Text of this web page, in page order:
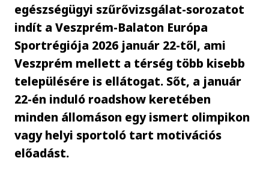
egészségügyi szűrővizsgálat-sorozatot
indít a Veszprém-Balaton Európa
Sportrégiója 2026 január 22-től, ami
Veszprém mellett a térség több kisebb
településére is ellátogat. Sőt, a január
22-én induló roadshow keretében
minden állomáson egy ismert olimpikon
vagy helyi sportoló tart motivációs
előadást.